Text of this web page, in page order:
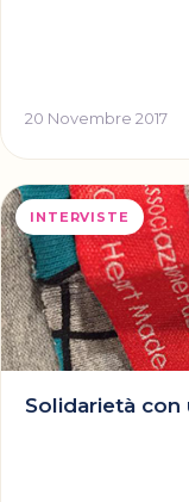
20 Novembre 2017
INTERVISTE
Solidarietà